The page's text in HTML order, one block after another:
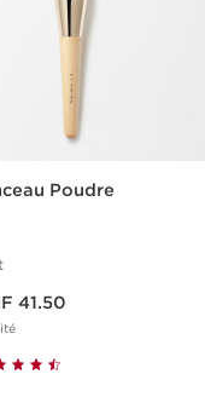
Poudre
41.50